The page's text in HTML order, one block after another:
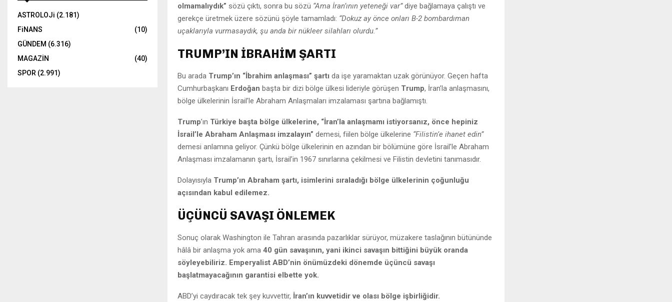
olmamalıydık” sözü çıktı, sonra bu sözü “Ama İran’ının yeteneği var”diye bağlamaya çalıştı ve
gerekçe üretmek üzere sözünü şöyle tamamladı: “Dokuz ay önce onları B-2 bombardıman
uçaklarıyla vurmasaydık, şu anda bir nükleer silahları olurdu.”
TRUMP’IN İBRAHİM ŞARTI
Bu arada Trump’ın “İbrahim anlaşması” şartı da işe yaramaktan uzak görünüyor. Geçen hafta
Cumhurbaşkanı Erdoğan başta bir dizi bölge ülkesi lideriyle görüşen Trump, İran’la anlaşmasını,
bölge ülkelerinin İsrail’le Abraham Anlaşmaları imzalaması şartına bağlamıştı.
Trump’ın Türkiye başta bölge ülkelerine, “İran’la anlaşmamı istiyorsanız, önce hepiniz
İsrail’le Abraham Anlaşması imzalayın” demesi, fiilen bölge ülkelerine “Filistin’e ihanet edin”
demesi anlamına geliyor. Çünkü bölge ülkelerinin en azından bir bölümüne göre İsrail’le Abraham
Anlaşması imzalamanın şartı, İsrail’in 1967 sınırlarına çekilmesi ve Filistin devletini tanımasıdır.
Dolayısıyla Trump’ın Abraham şartı, isimlerini sıraladığı bölge ülkelerinin çoğunluğu
açısından kabul edilemez.
ÜÇÜNCÜ SAVAŞI ÖNLEMEK
Sonuç olarak Washington ile Tahran arasında pazarlıklar sürüyor, müzakere taslağının bütününde
hâlâ bir anlaşma yok ama 40 gün savaşının, yani ikinci savaşın bittiğini büyük oranda
söyleyebiliriz. Emperyalist ABD’nin önümüzdeki dönemde üçüncü savaşı
başlatmayacağının garantisi elbette yok.
ABD’yi caydıracak tek şey kuvvettir, İran’ın kuvvetidir ve olası bölge işbirliğidir.
ASTROLOJi (2.181)
FiNANS
(10)
GÜNDEM (6.316)
MAGAZİN
(40)
SPOR (2.991)